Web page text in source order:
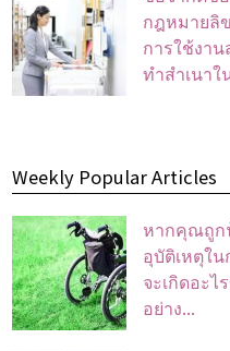
กฎหมายลิ
การใช้งา
ทําสําเนา
Weekly Popular Articles
หากคุณถูก
อุบัติเหตุใ
จะเกิดอะไ
อย่าง...